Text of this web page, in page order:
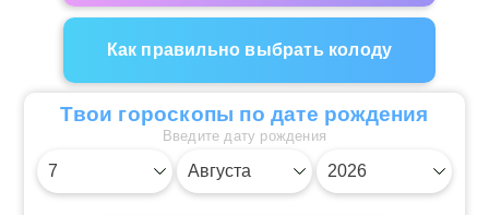
Как правильно выбрать колоду
Твои гороскопы по дате рождения
Введите дату рождения